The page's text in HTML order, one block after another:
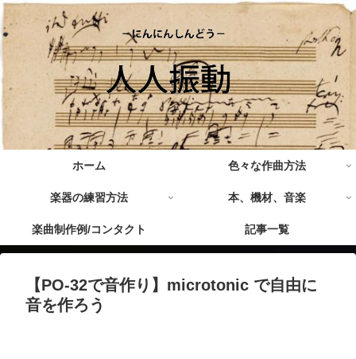
ホーム 色々な作曲方法
楽器の練習方法 本、機材、音楽
楽曲制作例/コンタクト 記事一覧
【PO-32で音作り】microtonic で自由に
音を作ろう